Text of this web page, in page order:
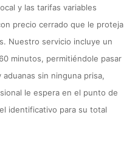
y las tarifas variables
precio cerrado que le proteja
Nuestro servicio incluye un
minutos, permitiéndole pasar
sin ninguna prisa,
le espera en el punto de
identificativo para su total